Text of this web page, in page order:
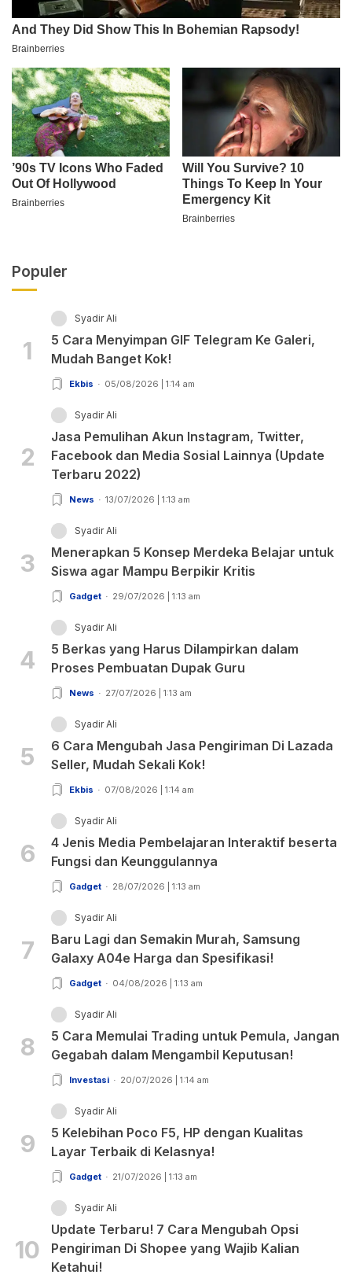
Populer
1
Syadir Ali
5 Cara Menyimpan GIF Telegram Ke Galeri,
Mudah Banget Kok!
Ekbis 05/08/2026 | 1:14 am
2
Syadir Ali
Jasa Pemulihan Akun Instagram, Twitter,
Facebook dan Media Sosial Lainnya (Update
Terbaru 2022)
News 13/07/2026 | 1:13 am
3
Syadir Ali
Menerapkan 5 Konsep Merdeka Belajar untuk
Siswa agar Mampu Berpikir Kritis
Gadget 29/07/2026 | 1:13 am
4
Syadir Ali
5 Berkas yang Harus Dilampirkan dalam
Proses Pembuatan Dupak Guru
News 27/07/2026 | 1:13 am
5
Syadir Ali
6 Cara Mengubah Jasa Pengiriman Di Lazada
Seller, Mudah Sekali Kok!
Ekbis 07/08/2026 | 1:14 am
6
Syadir Ali
4 Jenis Media Pembelajaran Interaktif beserta
Fungsi dan Keunggulannya
Gadget 28/07/2026 | 1:13 am
7
Syadir Ali
Baru Lagi dan Semakin Murah, Samsung
Galaxy A04e Harga dan Spesifikasi!
Gadget 04/08/2026 | 1:13 am
8
Syadir Ali
5 Cara Memulai Trading untuk Pemula, Jangan
Gegabah dalam Mengambil Keputusan!
Investasi 20/07/2026 | 1:14 am
9
Syadir Ali
5 Kelebihan Poco F5, HP dengan Kualitas
Layar Terbaik di Kelasnya!
Gadget 21/07/2026 | 1:13 am
10
Syadir Ali
Update Terbaru! 7 Cara Mengubah Opsi
Pengiriman Di Shopee yang Wajib Kalian
Ketahui!